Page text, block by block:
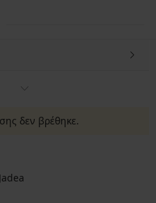
δεν βρέθηκε.
Jadea